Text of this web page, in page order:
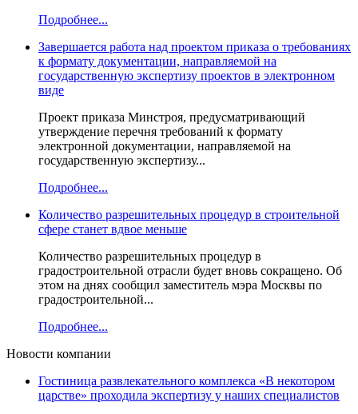
Подробнее...
Завершается работа над проектом приказа о требованиях
к формату документации, направляемой на
государственную экспертизу проектов в электронном
виде
Проект приказа Минстроя, предусматривающий
утверждение перечня требований к формату
электронной документации, направляемой на
государственную экспертизу...
Подробнее...
Количество разрешительных процедур в строительной
сфере станет вдвое меньше
Количество разрешительных процедур в
градостроительной отрасли будет вновь сокращено. Об
этом на днях сообщил заместитель мэра Москвы по
градостроительной...
Подробнее...
Новости компании
Гостиница развлекательного комплекса «В некотором
царстве» проходила экспертизу у наших специалистов